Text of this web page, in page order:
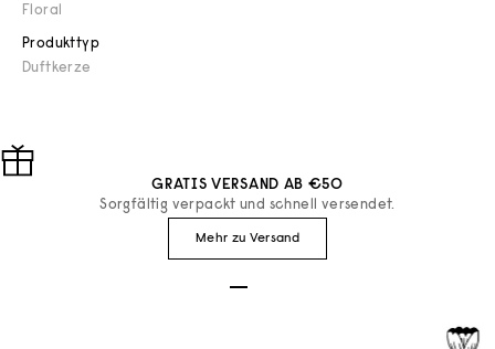
Floral
Produkttyp
Duftkerze
GRATIS VERSAND AB €50
Sorgfältig verpackt und schnell versendet.
Mehr zu Versand